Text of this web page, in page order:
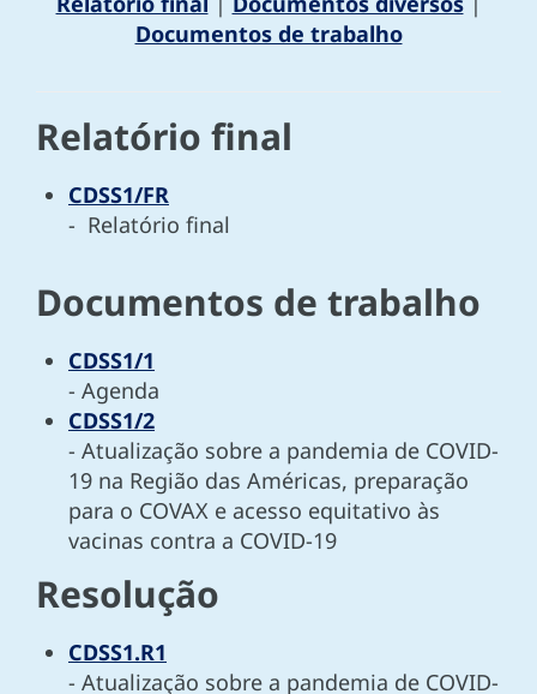
Documentos de trabalho
Relatório final
CDSS1/FR
- Relatório final
Documentos de trabalho
CDSS1/1
- Agenda
CDSS1/2
- Atualização sobre a pandemia de COVID-
19 na Região das Américas, preparação
para o COVAX e acesso equitativo às
vacinas contra a COVID-19
Resolução
CDSS1.R1
- Atualização sobre a pandemia de COVID-